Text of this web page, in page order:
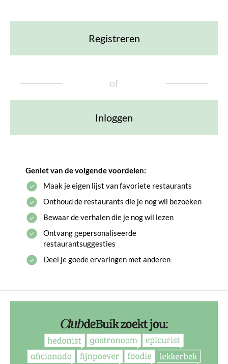
Registreren
of
Inloggen
Geniet van de volgende voordelen:
Maak je eigen lijst van favoriete restaurants
Onthoud de restaurants die je nog wil bezoeken
Bewaar de verhalen die je nog wil lezen
Ontvang gepersonaliseerde
restaurantsuggesties
Deel je goede ervaringen met anderen